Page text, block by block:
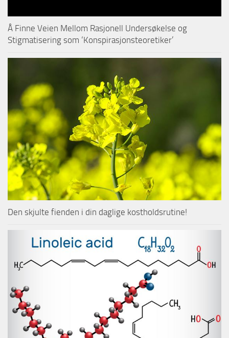
Å Finne Veien Mellom Rasjonell Undersøkelse og
Stigmatisering som ‘Konspirasjonsteoretiker’
Den skjulte fienden i din daglige kostholdsrutine!